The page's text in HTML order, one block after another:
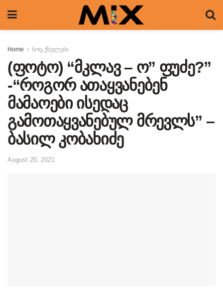
Home სოც.ქსელები
(ფოტო) “მკლავ – ო” ფუძე?”
-“როგორ ათაყვანებენ
მამაოები ისედაც
გამოთაყვანებულ მრევლს” –
ბასილ კობახიძე
August 20, 2021